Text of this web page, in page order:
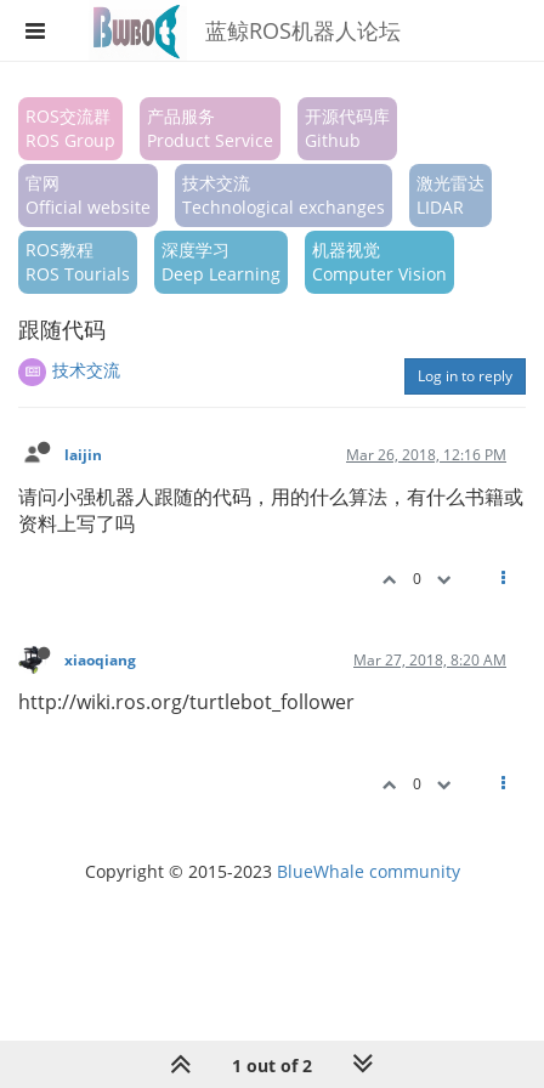
蓝鲸ROS机器人论坛
Register
Login
Search
Categories
ROS交流群
ROS Group
产品服务
Product Service
开源代码库
Github
官网
Official website
技术交流
Technological exchanges
激光雷达
LIDAR
ROS教程
ROS Tourials
深度学习
Deep Learning
机器视觉
Computer Vision
跟随代码
技术交流 Log in to reply
laijin Mar 26, 2018, 12:16 PM
请问小强机器人跟随的代码，用的什么算法，有什么书籍或
资料上写了吗
0
xiaoqiang Mar 27, 2018, 8:20 AM
http://wiki.ros.org/turtlebot_follower
0
1 out of 2
Copyright © 2015-2023 BlueWhale community